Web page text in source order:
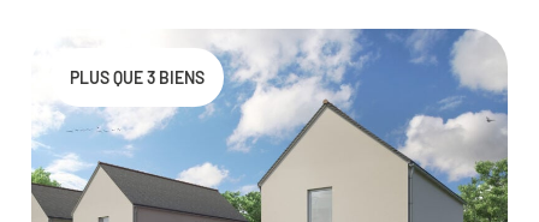
PLUS QUE 3 BIENS